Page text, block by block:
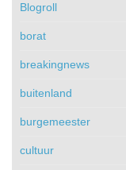
Blogroll
borat
breakingnews
buitenland
burgemeester
cultuur